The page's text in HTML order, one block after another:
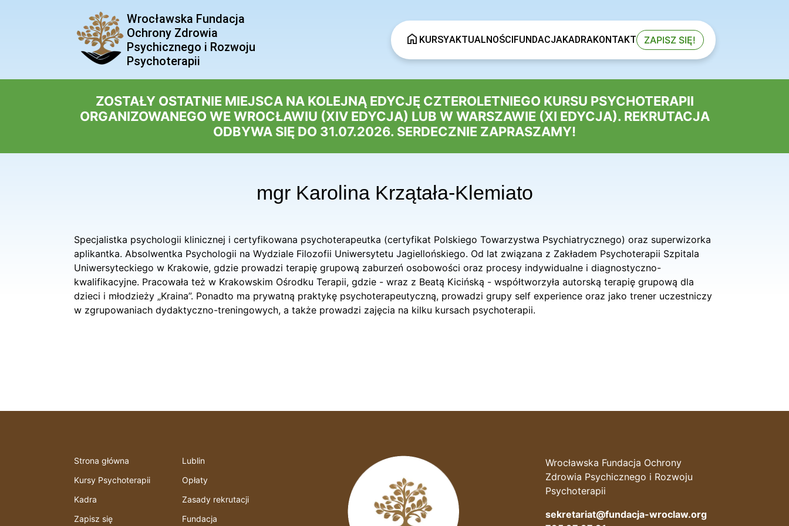
Wrocławska Fundacja
Ochrony Zdrowia
Psychicznego i Rozwoju
Psychoterapii
KURSYAKTUALNOŚCIFUNDACJAKADRAKONTAKT ZAPISZ SIĘ!
ZOSTAŁY OSTATNIE MIEJSCA NA KOLEJNĄ EDYCJĘ CZTEROLETNIEGO KURSU PSYCHOTERAPII
ORGANIZOWANEGO WE WROCŁAWIU (XIV EDYCJA) LUB W WARSZAWIE (XI EDYCJA). REKRUTACJA
ODBYWA SIĘ DO 31.07.2026. SERDECZNIE ZAPRASZAMY!
mgr Karolina Krzątała-Klemiato
Specjalistka psychologii klinicznej i certyfikowana psychoterapeutka (certyfikat Polskiego Towarzystwa Psychiatrycznego) oraz superwizorka
aplikantka. Absolwentka Psychologii na Wydziale Filozofii Uniwersytetu Jagiellońskiego. Od lat związana z Zakładem Psychoterapii Szpitala
Uniwersyteckiego w Krakowie, gdzie prowadzi terapię grupową zaburzeń osobowości oraz procesy indywidualne i diagnostyczno-
kwalifikacyjne. Pracowała też w Krakowskim Ośrodku Terapii, gdzie - wraz z Beatą Kicińską - współtworzyła autorską terapię grupową dla
dzieci i młodzieży „Kraina”. Ponadto ma prywatną praktykę psychoterapeutyczną, prowadzi grupy self experience oraz jako trener uczestniczy
w zgrupowaniach dydaktyczno-treningowych, a także prowadzi zajęcia na kilku kursach psychoterapii.
Strona główna
Kursy Psychoterapii
Kadra
Zapisz się
Lublin
Opłaty
Zasady rekrutacji
Fundacja
Wrocławska Fundacja Ochrony
Zdrowia Psychicznego i Rozwoju
Psychoterapii
sekretariat@fundacja-wroclaw.org